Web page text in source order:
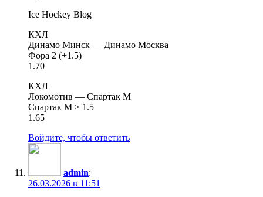
Ice Hockey Blog
КХЛ
Динамо Минск — Динамо Москва
Фора 2 (+1.5)
1.70
КХЛ
Локомотив — Спартак М
Спартак М > 1.5
1.65
Войдите, чтобы ответить
admin:
26.03.2026 в 11:51